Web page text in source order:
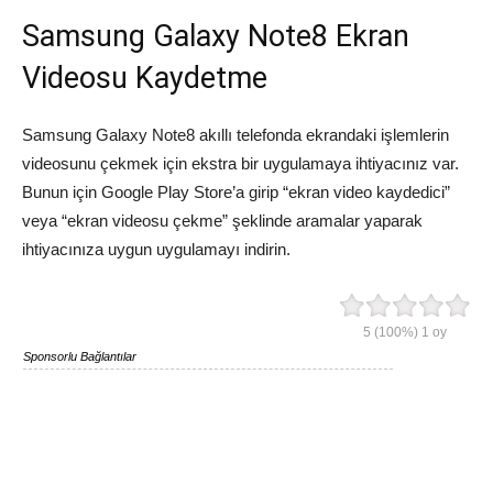
Samsung Galaxy Note8 Ekran
Videosu Kaydetme
Samsung Galaxy Note8 akıllı telefonda ekrandaki işlemlerin
videosunu çekmek için ekstra bir uygulamaya ihtiyacınız var.
Bunun için Google Play Store’a girip “ekran video kaydedici”
veya “ekran videosu çekme” şeklinde aramalar yaparak
ihtiyacınıza uygun uygulamayı indirin.
5 (100%) 1 oy
Sponsorlu Bağlantılar